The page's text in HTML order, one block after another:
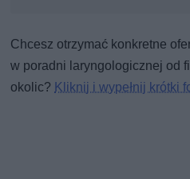
Chcesz otrzymać konkretne
w poradni laryngologicznej od
okolic? Kliknij i wypełnij krótki